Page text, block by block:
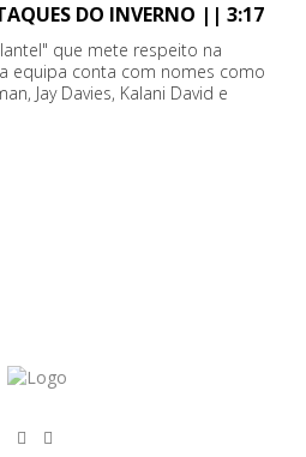
DO INVERNO || 3:17
que mete respeito na
equipa conta com nomes como
Jay Davies, Kalani David e